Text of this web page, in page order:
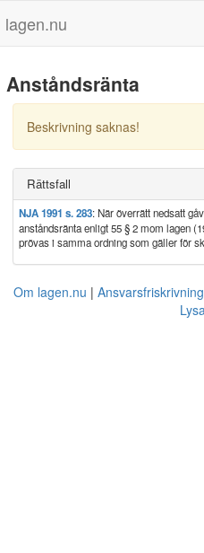
lagen.nu
Anståndsränta
Beskrivning saknas!
Rättsfall
NJA 1991 s. 283: När överrätt nedsatt
anståndsränta enligt 55 § 2 mom lagen
prövas i samma ordning som gäller för
Om lagen.nu Ansvarsfriskrivning